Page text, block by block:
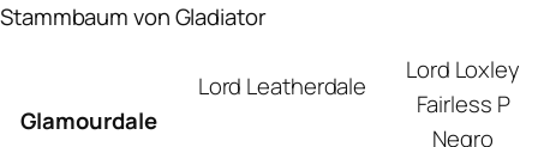
Stammbaum von Gladiator
Glamourdale
Lord Leatherdale
Lord Loxley
Fairless P
Negro